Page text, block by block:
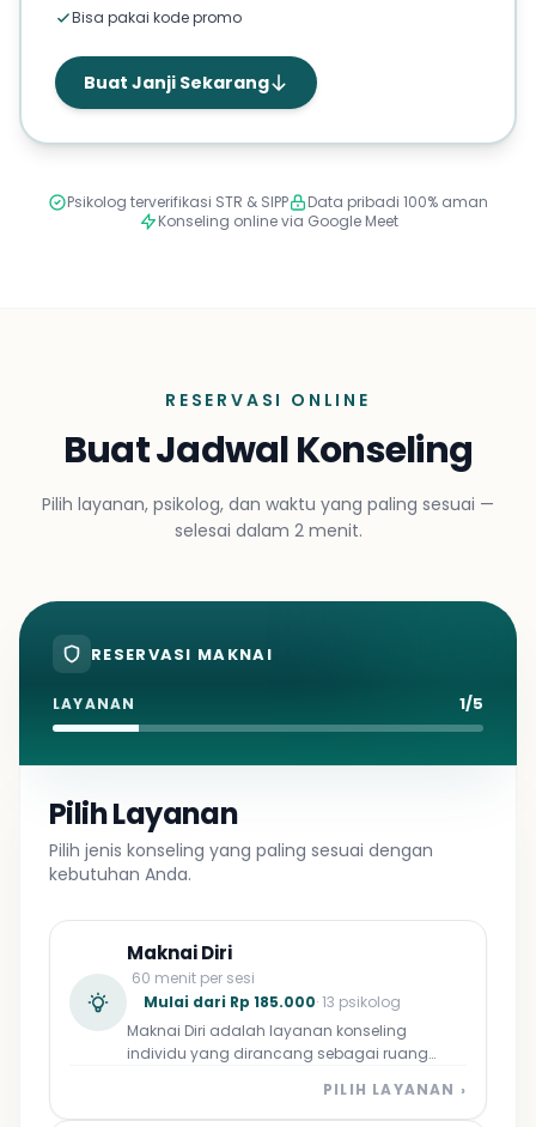
Bisa pakai kode promo
Buat Janji Sekarang
Psikolog terverifikasi STR & SIPP
Data pribadi 100% aman
Konseling online via Google Meet
RESERVASI ONLINE
Buat Jadwal Konseling
Pilih layanan, psikolog, dan waktu yang paling sesuai —
selesai dalam 2 menit.
RESERVASI MAKNAI
LAYANAN 1/5
Pilih Layanan
Pilih jenis konseling yang paling sesuai dengan
kebutuhan Anda.
Maknai Diri
60 menit per sesi
Mulai dari Rp 185.000· 13 psikolog
Maknai Diri adalah layanan konseling
individu yang dirancang sebagai ruang
diri, mengelola emosi, dan merumuskan arah
hidup yang lebih bermakna. Didampingi
PILIH LAYANAN ›